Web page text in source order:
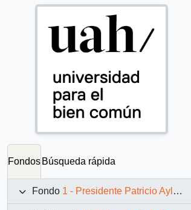
Fondos Búsqueda rápida
Fondo 1 - Presidente Patricio Aylwin Azócar (1990-1994)